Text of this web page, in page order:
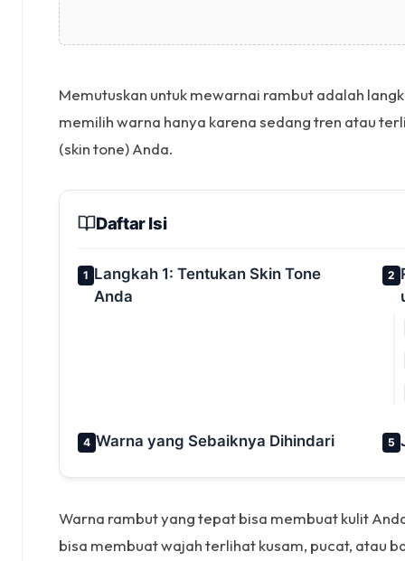
Memutuskan untuk mewarnai rambut adalah
memilih warna hanya karena sedang tren atau
(skin tone) Anda.
Daftar Isi
1 Langkah 1: Tentukan Skin Tone
Anda
2
4 Warna yang Sebaiknya Dihindari 5
Warna rambut yang tepat bisa membuat kulit
bisa membuat wajah terlihat kusam, pucat, atau